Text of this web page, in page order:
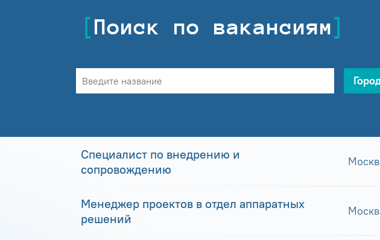
Поиск по вакансиям
Специалист по внедрению и
сопровождению
Менеджер проектов в отдел аппаратных
решений